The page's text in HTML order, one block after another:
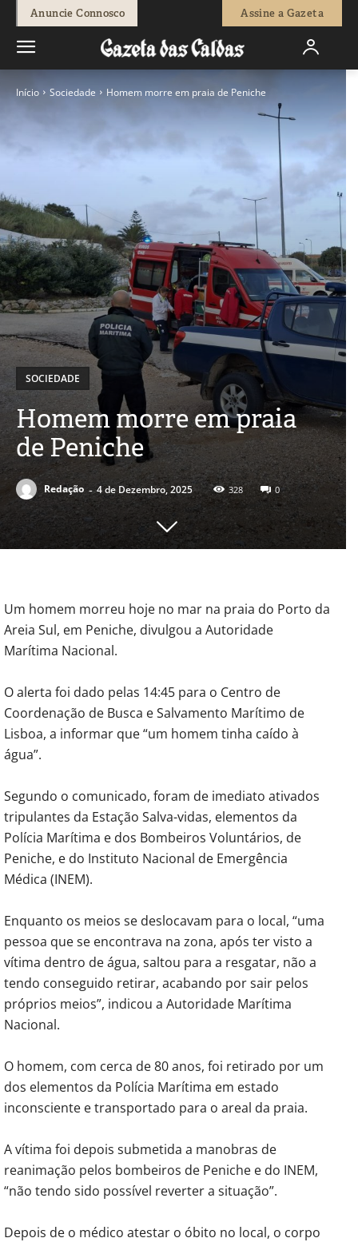
Anuncie Connosco Assine a Gazeta
Início Sociedade Homem morre em praia de Peniche
SOCIEDADE
Homem morre em praia
de Peniche
Redação - 4 de Dezembro, 2025 328 0
Um homem morreu hoje no mar na praia do Porto da
Areia Sul, em Peniche, divulgou a Autoridade
Marítima Nacional.
O alerta foi dado pelas 14:45 para o Centro de
Coordenação de Busca e Salvamento Marítimo de
Lisboa, a informar que “um homem tinha caído à
água”.
Segundo o comunicado, foram de imediato ativados
tripulantes da Estação Salva-vidas, elementos da
Polícia Marítima e dos Bombeiros Voluntários, de
Peniche, e do Instituto Nacional de Emergência
Médica (INEM).
Enquanto os meios se deslocavam para o local, “uma
pessoa que se encontrava na zona, após ter visto a
vítima dentro de água, saltou para a resgatar, não a
tendo conseguido retirar, acabando por sair pelos
próprios meios”, indicou a Autoridade Marítima
Nacional.
O homem, com cerca de 80 anos, foi retirado por um
dos elementos da Polícia Marítima em estado
inconsciente e transportado para o areal da praia.
A vítima foi depois submetida a manobras de
reanimação pelos bombeiros de Peniche e do INEM,
“não tendo sido possível reverter a situação”.
Depois de o médico atestar o óbito no local, o corpo